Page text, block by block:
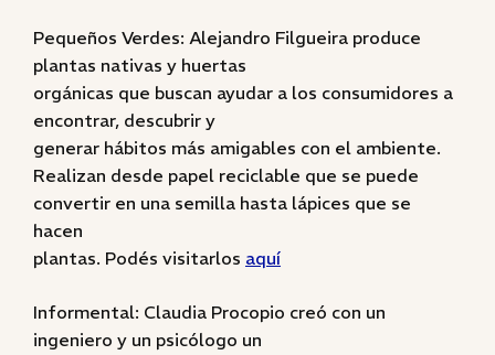
Pequeños Verdes: Alejandro Filgueira produce
plantas nativas y huertas
orgánicas que buscan ayudar a los consumidores a
encontrar, descubrir y
generar hábitos más amigables con el ambiente.
Realizan desde papel reciclable que se puede
convertir en una semilla hasta lápices que se
hacen
plantas. Podés visitarlos aquí
Informental: Claudia Procopio creó con un
ingeniero y un psicólogo un